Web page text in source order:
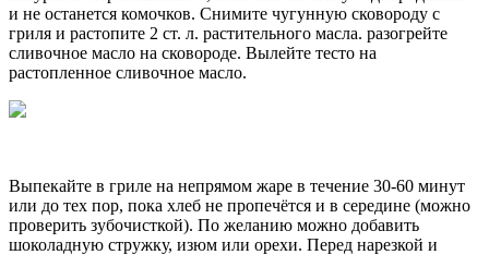
и не останется комочков. Снимите чугунную сковороду с
гриля и растопите 2 ст. л. растительного масла.
сливочное масло на сковороде. Вылейте тесто на
растопленное сливочное масло.
Выпекайте в гриле на непрямом жаре в течение 30-60 минут
или до тех пор, пока хлеб не пропечётся и в середине (можно
проверить зубочисткой). По желанию
шоколадную стружку, изюм или орехи. Перед нарезкой и